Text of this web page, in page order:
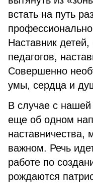
встать на путь
Наставник
педагогов,
Совершенно
умы, сердца и
В случае с нашей
еще об одном
наставничества,
важном. Речь
работе по
рождаются